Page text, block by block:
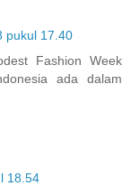
pukul 17.40
Fashion Week
ada dalam
18.54